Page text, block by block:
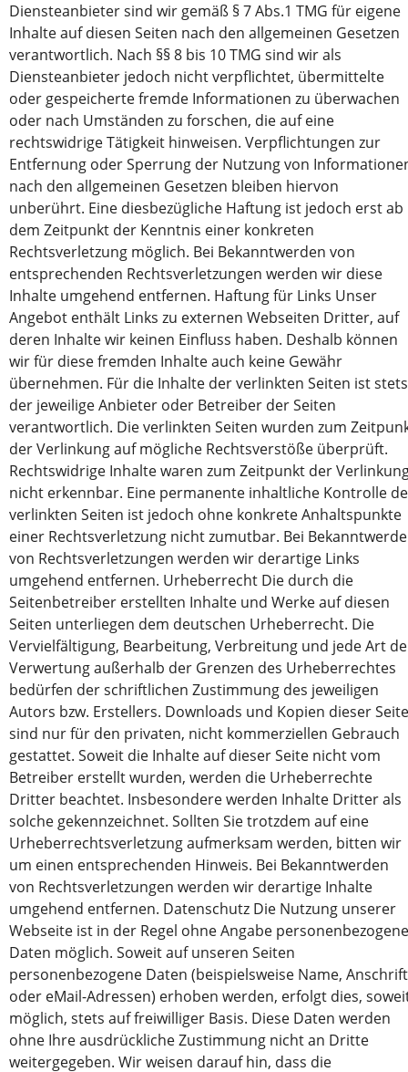
Diensteanbieter sind wir gemäß § 7 Abs.1 TMG für eigene
Inhalte auf diesen Seiten nach den allgemeinen Gesetzen
verantwortlich. Nach §§ 8 bis 10 TMG sind wir als
Diensteanbieter jedoch nicht verpflichtet, übermittelte
oder gespeicherte fremde Informationen zu überwachen
oder nach Umständen zu forschen, die auf eine
rechtswidrige Tätigkeit hinweisen. Verpflichtungen zur
Entfernung oder Sperrung der Nutzung von
nach den allgemeinen Gesetzen bleiben hiervon
unberührt. Eine diesbezügliche Haftung ist jedoch erst ab
dem Zeitpunkt der Kenntnis einer konkreten
Rechtsverletzung möglich. Bei Bekanntwerden von
entsprechenden Rechtsverletzungen werden wir diese
Inhalte umgehend entfernen. Haftung für Links Unser
Angebot enthält Links zu externen Webseiten Dritter, auf
deren Inhalte wir keinen Einfluss haben. Deshalb können
wir für diese fremden Inhalte auch keine Gewähr
übernehmen. Für die Inhalte der verlinkten Seiten ist stets
der jeweilige Anbieter oder Betreiber der Seiten
verantwortlich. Die verlinkten Seiten wurden zum
der Verlinkung auf mögliche Rechtsverstöße überprüft.
Rechtswidrige Inhalte waren zum Zeitpunkt der
nicht erkennbar. Eine permanente inhaltliche Kontrolle
verlinkten Seiten ist jedoch ohne konkrete Anhaltspunkte
einer Rechtsverletzung nicht zumutbar. Bei
von Rechtsverletzungen werden wir derartige Links
umgehend entfernen. Urheberrecht Die durch die
Seitenbetreiber erstellten Inhalte und Werke auf diesen
Seiten unterliegen dem deutschen Urheberrecht. Die
Vervielfältigung, Bearbeitung, Verbreitung und jede Art
Verwertung außerhalb der Grenzen des Urheberrechtes
bedürfen der schriftlichen Zustimmung des jeweiligen
Autors bzw. Erstellers. Downloads und Kopien dieser Seite
sind nur für den privaten, nicht kommerziellen Gebrauch
gestattet. Soweit die Inhalte auf dieser Seite nicht vom
Betreiber erstellt wurden, werden die Urheberrechte
Dritter beachtet. Insbesondere werden Inhalte Dritter als
solche gekennzeichnet. Sollten Sie trotzdem auf eine
Urheberrechtsverletzung aufmerksam werden, bitten wir
um einen entsprechenden Hinweis. Bei Bekanntwerden
von Rechtsverletzungen werden wir derartige Inhalte
umgehend entfernen. Datenschutz Die Nutzung unserer
Webseite ist in der Regel ohne Angabe
Daten möglich. Soweit auf unseren Seiten
personenbezogene Daten (beispielsweise Name, Anschrift
oder eMail-Adressen) erhoben werden, erfolgt dies,
möglich, stets auf freiwilliger Basis. Diese Daten werden
ohne Ihre ausdrückliche Zustimmung nicht an Dritte
weitergegeben. Wir weisen darauf hin, dass die